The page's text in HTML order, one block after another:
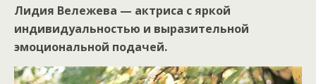
Лидия Вележева — актриса с яркой
индивидуальностью и выразительной
эмоциональной подачей.